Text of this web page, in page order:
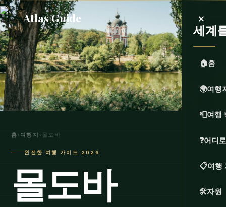
Atlas Guide ×
세계
🏠홈
🌍여행
📮여행
❓어디
📋여행
🛠️자원
홈 › 여행지 › 몰도바
완전한 여행 가이드 2026
몰도바